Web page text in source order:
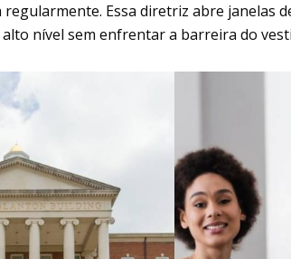
regularmente. Essa diretriz abre janelas
alto nível sem enfrentar a barreira do